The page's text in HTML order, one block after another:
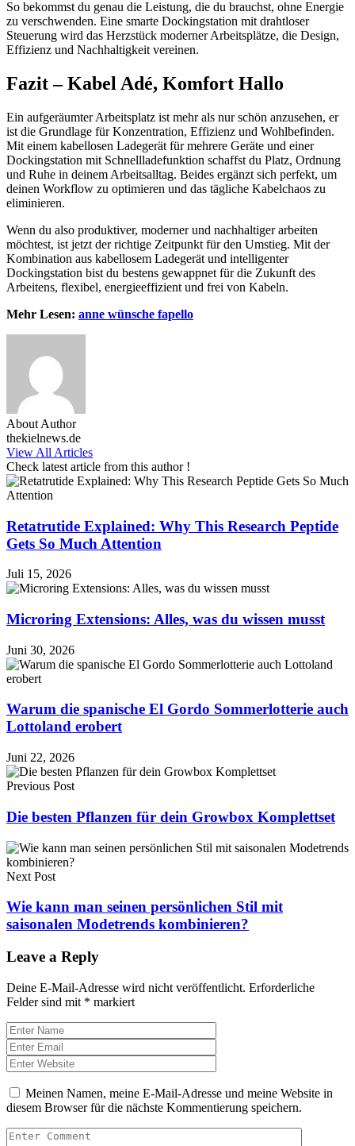
So bekommst du genau die Leistung, die du brauchst, ohne Energie
zu verschwenden. Eine smarte Dockingstation mit drahtloser
Steuerung wird das Herzstück moderner Arbeitsplätze, die Design,
Effizienz und Nachhaltigkeit vereinen.
Fazit – Kabel Adé, Komfort Hallo
Ein aufgeräumter Arbeitsplatz ist mehr als nur schön anzusehen, er
ist die Grundlage für Konzentration, Effizienz und Wohlbefinden.
Mit einem kabellosen Ladegerät für mehrere Geräte und einer
Dockingstation mit Schnellladefunktion schaffst du Platz, Ordnung
und Ruhe in deinem Arbeitsalltag. Beides ergänzt sich perfekt, um
deinen Workflow zu optimieren und das tägliche Kabelchaos zu
eliminieren.
Wenn du also produktiver, moderner und nachhaltiger arbeiten
möchtest, ist jetzt der richtige Zeitpunkt für den Umstieg. Mit der
Kombination aus kabellosem Ladegerät und intelligenter
Dockingstation bist du bestens gewappnet für die Zukunft des
Arbeitens, flexibel, energieeffizient und frei von Kabeln.
Mehr Lesen: anne wünsche fapello
About Author
thekielnews.de
View All Articles
Check latest article from this author !
Retatrutide Explained: Why This Research Peptide
Gets So Much Attention
Juli 15, 2026
Microring Extensions: Alles, was du wissen musst
Juni 30, 2026
Warum die spanische El Gordo Sommerlotterie auch
Lottoland erobert
Juni 22, 2026
Previous Post
Die besten Pflanzen für dein Growbox Komplettset
Next Post
Wie kann man seinen persönlichen Stil mit
saisonalen Modetrends kombinieren?
Leave a Reply
Deine E-Mail-Adresse wird nicht veröffentlicht. Erforderliche
Felder sind mit * markiert
Meinen Namen, meine E-Mail-Adresse und meine Website in
diesem Browser für die nächste Kommentierung speichern.